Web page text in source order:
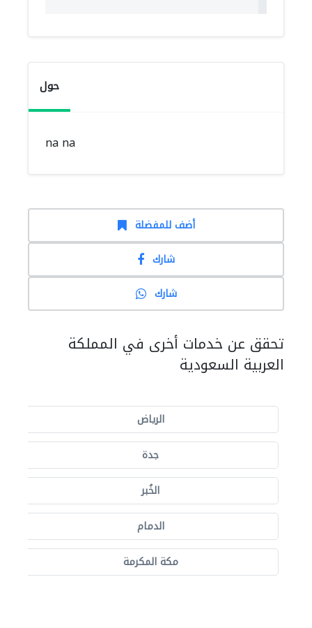
حول
na na
أضف للمفضلة
شارك
شارك
تحقق عن خدمات أخرى في المملكة
العربية السعودية
الرياض
جدة
الخُبر
الدمام
مكة المكرمة